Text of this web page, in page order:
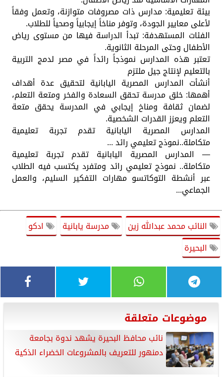
بيئة تعليمية: مدارس ذات مصروفات متوازنة، وتعمل وفقاً
لأعلى معايير الجودة، وتوفر مناخاً إيجابياً وصحياً للطلاب.
الفئات المستهدفة: تبدأ الدراسة فيها من مستوى رياض
الأطفال وحتى المرحلة الثانوية.
تعتبر هذه المدارس نموذجاً رائداً في مصر لدمج التربية
بالتعليم لإنتاج جيل ملتزم
أنشأت المدارس المصرية اليابانية لتحقيق عدة أهداف
أهمها: خلق مدرسة تحقق السعادة والفخر ومتعة التعلم،
لضمان ثقافة ومناخ إيجابي في المدرسة يحقق متعة
التعلم ويعزز القدرات الشخصية.
المدارس المصرية اليابانية تقدم تجربة تعليمية
متكاملة..نموذج تعليمي رائد ...
— المدارس المصرية اليابانية تقدم تجربة تعليمية
متكاملة.. نموذج تعليمي رائد ومتفرد يكتسب فيه الطلاب
عبر أنشطة التوكاتسو مهارات التفكير السليم، والعمل
الجماعي...
النائب محمد عبدالله زين مدرسة يابانية
ادكو
البحيرة
موضوعات متعلقة
نائب محافظ البحيرة يشهد ندوة بجامعة
دمنهور للتعريف بالمشروعات الخضراء الذكية